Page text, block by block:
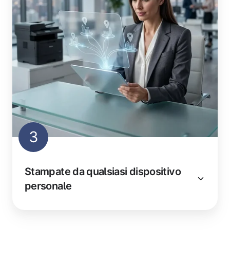
3
Stampate da qualsiasi dispositivo
personale